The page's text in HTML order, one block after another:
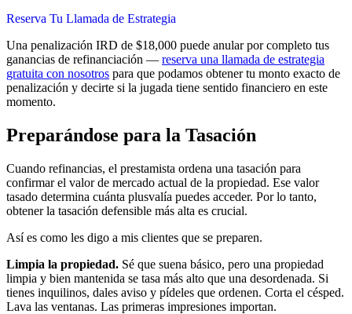
Reserva Tu Llamada de Estrategia
Una penalización IRD de $18,000 puede anular por completo tus
ganancias de refinanciación — reserva una llamada de estrategia
gratuita con nosotros para que podamos obtener tu monto exacto de
penalización y decirte si la jugada tiene sentido financiero en este
momento.
Preparándose para la Tasación
Cuando refinancias, el prestamista ordena una tasación para
confirmar el valor de mercado actual de la propiedad. Ese valor
tasado determina cuánta plusvalía puedes acceder. Por lo tanto,
obtener la tasación defensible más alta es crucial.
Así es como les digo a mis clientes que se preparen.
Limpia la propiedad. Sé que suena básico, pero una propiedad
limpia y bien mantenida se tasa más alto que una desordenada. Si
tienes inquilinos, dales aviso y pídeles que ordenen. Corta el césped.
Lava las ventanas. Las primeras impresiones importan.